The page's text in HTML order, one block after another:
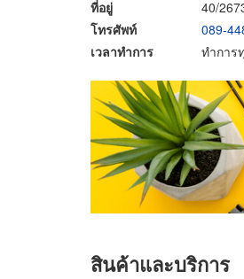
ที่อยู่
40/
โทรศัพท์
089-
เวลาทำการ
ทำการ
สินค้าและบริการ